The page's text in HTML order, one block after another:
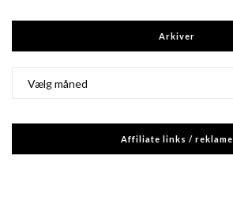
Arkiver
Affiliate links / reklame